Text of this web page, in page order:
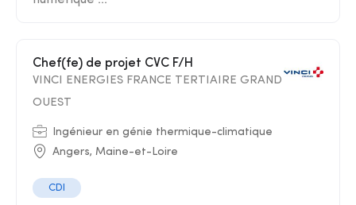
Chef(fe) de projet CVC F/H
VINCI ENERGIES FRANCE TERTIAIRE GRAND
OUEST
Ingénieur en génie thermique-climatique
Angers, Maine-et-Loire
CDI